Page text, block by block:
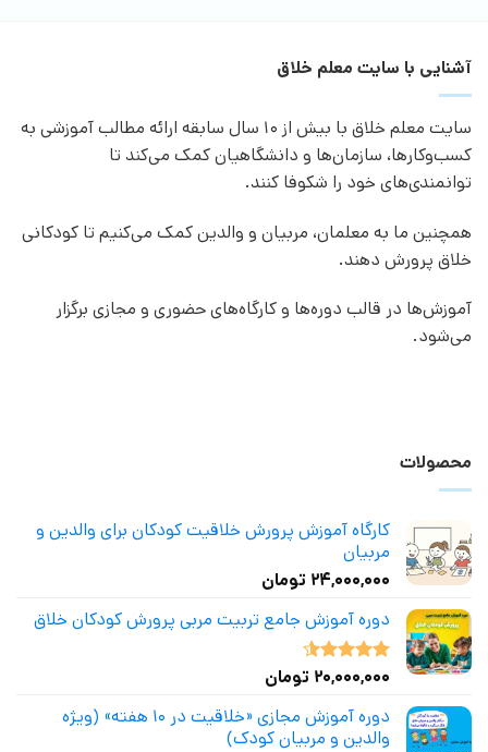
آشنایی با سایت معلم خلاق
سایت معلم خلاق با بیش از 10 سال سابقه ارائه مطالب آموزشی به
کسب‌وکارها، سازمان‌ها و دانشگاهیان کمک می‌کند تا
توانمندی‌های خود را شکوفا کنند.
همچنین ما به معلمان، مربیان و والدین کمک می‌کنیم تا کودکانی
خلاق پرورش دهند.
آموزش‌ها در قالب دوره‌ها و کارگاه‌های حضوری و مجازی برگزار
می‌شود.
محصولات
کارگاه آموزش پرورش خلاقیت کودکان برای والدین و
مربیان
۲۴,۰۰۰,۰۰۰ تومان
دوره آموزش جامع تربیت مربی پرورش کودکان خلاق
نمره4.50
۲۰,۰۰۰,۰۰۰ تومان
دوره آموزش مجازی «خلاقیت در ۱۰ هفته» (ویژه
والدین و مربیان کودک)